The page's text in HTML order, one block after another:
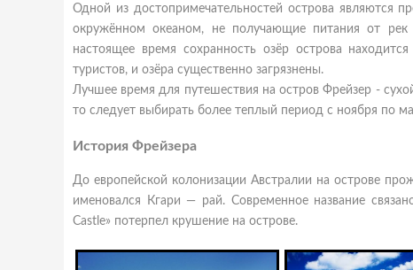
Одной из достопримечательностей острова являются
окружённом океаном, не получающие питания от
настоящее время сохранность озёр острова
туристов, и озёра существенно загрязнены.
Лучшее время для путешествия на остров Фрейзер -
то следует выбирать более теплый период с ноября по
История Фрейзера
До европейской колонизации Австралии на острове
именовался Кгари — рай. Современное название
Castle» потерпел крушение на острове.